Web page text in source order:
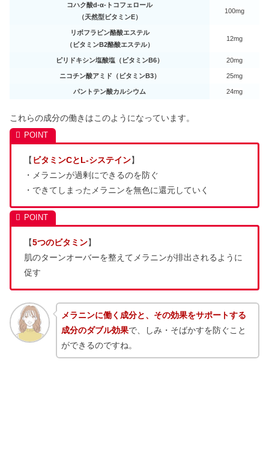
コハク酸d-α-トコフェロール
（天然型ビタミンE）
100mg
リボフラビン酪酸エステル
（ビタミンB2酪酸エステル）
12mg
ピリドキシン塩酸塩（ビタミンB6） 20mg
ニコチン酸アミド（ビタミンB3） 25mg
パントテン酸カルシウム 24mg
これらの成分の働きはこのようになっています。
【 ビタミンCとL-システイン】
・メラニンが過剰にできるのを防ぐ
・できてしまったメラニンを無色に還元していく
【5つのビタミン】
肌のターンオーバーを整えてメラニンが排出されるように
促す
メラニンに働く成分と、その効果をサポートする
成分のダブル効果で、しみ・そばかすを防ぐこと
ができるのですね。